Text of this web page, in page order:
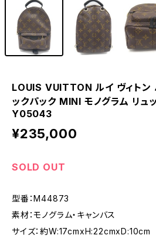
LOUIS VUITTON ルイ ヴィトン
ックパック MINI モノグラム リ
Y05043
¥235,000
SOLD OUT
型番：M44873
素材：モノグラム・キャンバス
サイズ：約W:17cmxH:22cmxD:10cm